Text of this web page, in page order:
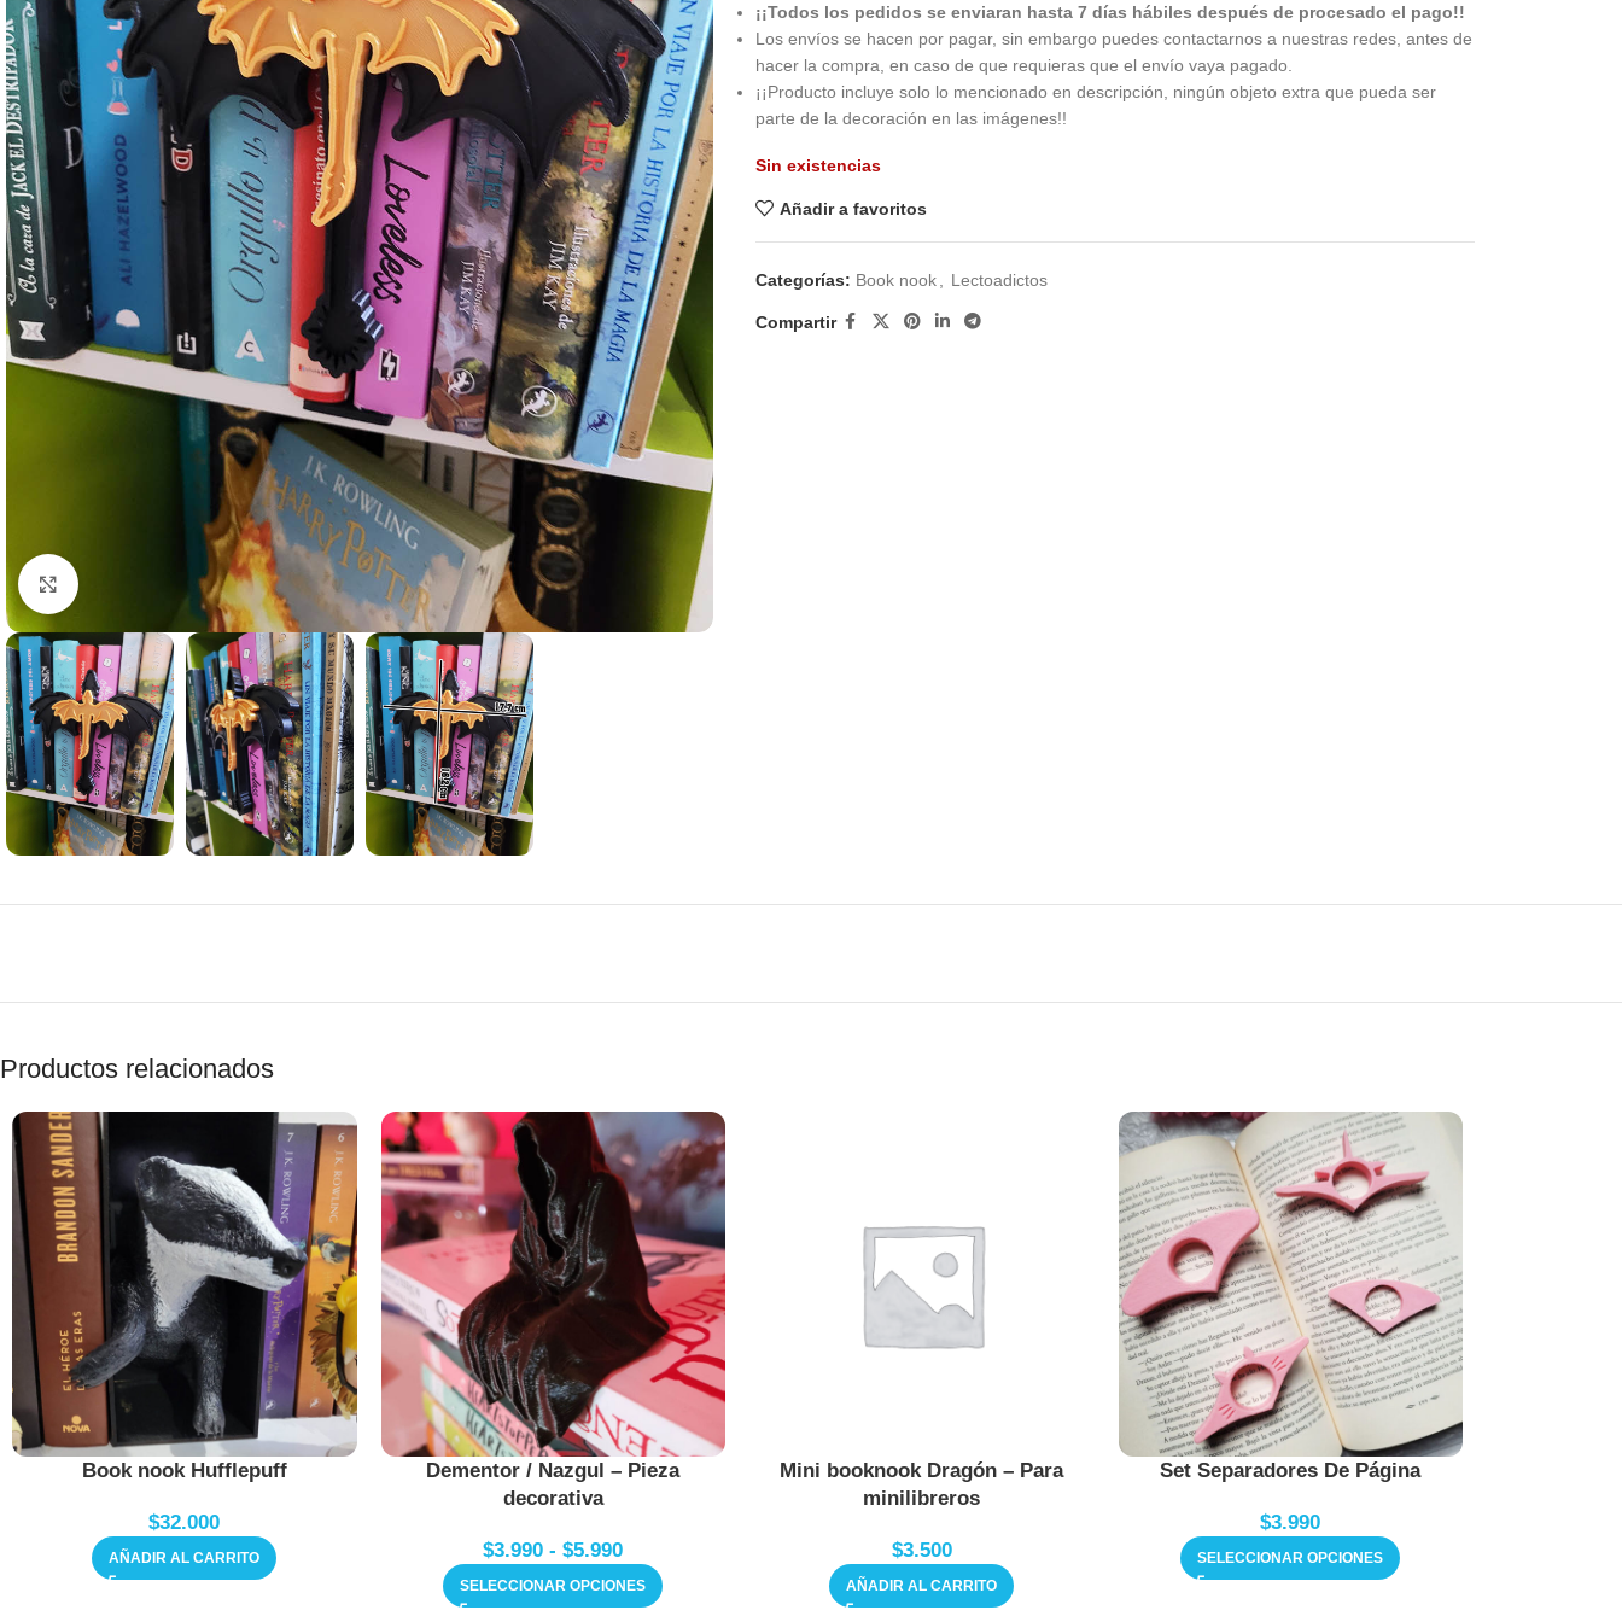
Clic para agrandar
¡¡Todos los pedidos se enviaran hasta 7 días hábiles después de procesado el pago!!
Los envíos se hacen por pagar, sin embargo puedes contactarnos a nuestras redes, antes de
hacer la compra, en caso de que requieras que el envío vaya pagado.
¡¡Producto incluye solo lo mencionado en descripción, ningún objeto extra que pueda ser
parte de la decoración en las imágenes!!
Sin existencias
Añadir a favoritos
Categorías: Book nook Lectoadictos
Compartir
Productos relacionados
Book nook Hufflepuff
$32.000
AÑADIR AL CARRITO
Dementor / Nazgul – Pieza
decorativa
$3.990 - $5.990
SELECCIONAR OPCIONES
Mini booknook Dragón – Para
minilibreros
$3.500
AÑADIR AL CARRITO
Set Separadores De Página
$3.990
SELECCIONAR OPCIONES